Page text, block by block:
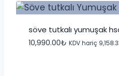
söve tutkalı yumuşak
10,990.00₺ KDV hariç